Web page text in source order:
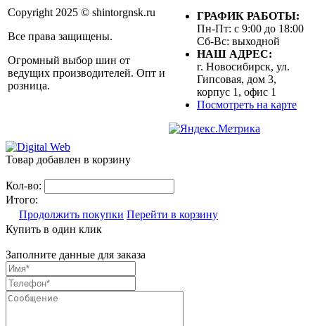
Copyright 2025 © shintorgnsk.ru
Все права защищены.
Огромный выбор шин от
ведущих производителей. Опт и
розница.
ГРАФИК РАБОТЫ:
Пн-Пт: с 9:00 до 18:00
Сб-Вс: выходной
НАШ АДРЕС:
г. Новосибирск, ул.
Гипсовая, дом 3,
корпус 1, офис 1
Посмотреть на карте
Товар добавлен в корзину
Кол-во:
Итого:
Продолжить покупки Перейти в корзину
Купить в один клик
Заполните данные для заказа